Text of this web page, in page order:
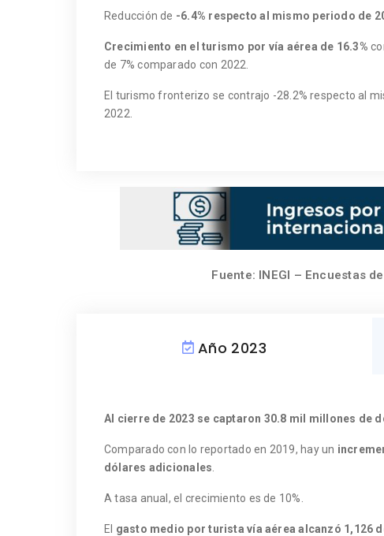
Reducción de -6.4% respecto al mismo periodo de
Crecimiento en el turismo por vía aérea de 16.3%
de 7% comparado con 2022.
El turismo fronterizo se contrajo -28.2% respecto al
2022.
Fuente: INEGI – Encuestas
Año 2023
Al cierre de 2023 se captaron 30.8 mil millones de
Comparado con lo reportado en 2019, hay un
dólares adicionales
A tasa anual, el crecimiento es de 10%.
El gasto medio por turista vía aérea alcanzó 1,126